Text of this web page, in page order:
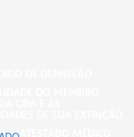
DE SUA EXTINÇÃO